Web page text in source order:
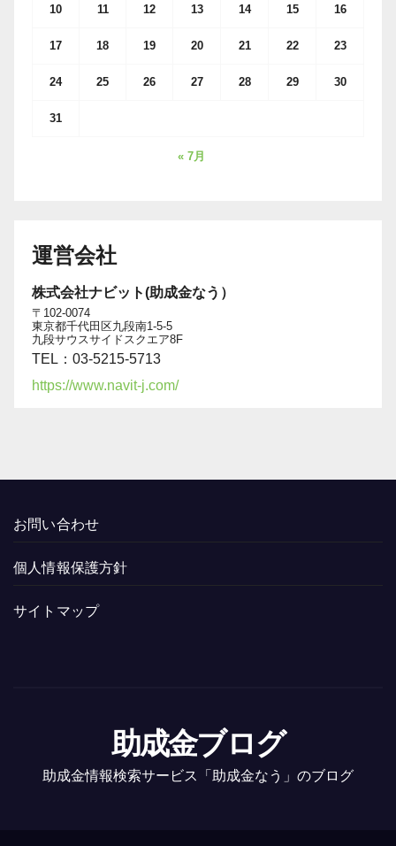
10 11 12 13 14 15 16
17 18 19 20 21 22 23
24 25 26 27 28 29 30
31
« 7月
運営会社
株式会社ナビット(助成金なう）
〒102-0074
東京都千代田区九段南1-5-5
九段サウスサイドスクエア8F
TEL：03-5215-5713
https://www.navit-j.com/
お問い合わせ
個人情報保護方針
サイトマップ
助成金ブログ
助成金情報検索サービス「助成金なう」のブログ